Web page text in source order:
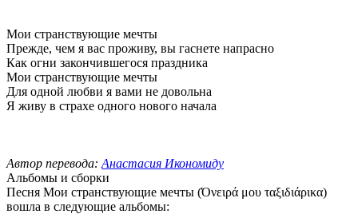
Мои странствующие мечты
Прежде, чем я вас проживу, вы гаснете напрасно
Как огни закончившегося праздника
Мои странствующие мечты
Для одной любви я вами не довольна
Я живу в страхе одного нового начала
Автор перевода: Анастасия Икономиду
Альбомы и сборки
Песня Мои странствующие мечты (Όνειρά μου ταξιδιάρικα)
вошла в следующие альбомы: